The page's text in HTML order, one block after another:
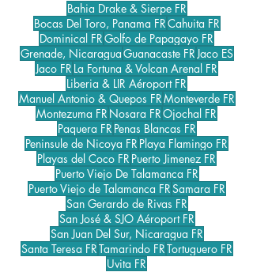
Bahia Drake & Sierpe FR
Bocas Del Toro, Panama FRCahuita FR
Dominical FRGolfo de Papagayo FR
Grenade, NicaraguaGuanacaste FRJaco ES
Jaco FR La Fortuna & Volcan Arenal FR
Liberia & LIR Aéroport FR
Manuel Antonio & Quepos FRMonteverde FR
Montezuma FR Nosara FROjochal FR
Paquera FR Penas Blancas FR
Peninsule de Nicoya FR Playa Flamingo FR
Playas del Coco FR Puerto Jimenez FR
Puerto Viejo De Talamanca FR
Puerto Viejo de Talamanca FRSamara FR
San Gerardo de Rivas FR
San José & SJO Aéroport FR
San Juan Del Sur, Nicaragua FR
Santa Teresa FRTamarindo FRTortuguero FR
Uvita FR